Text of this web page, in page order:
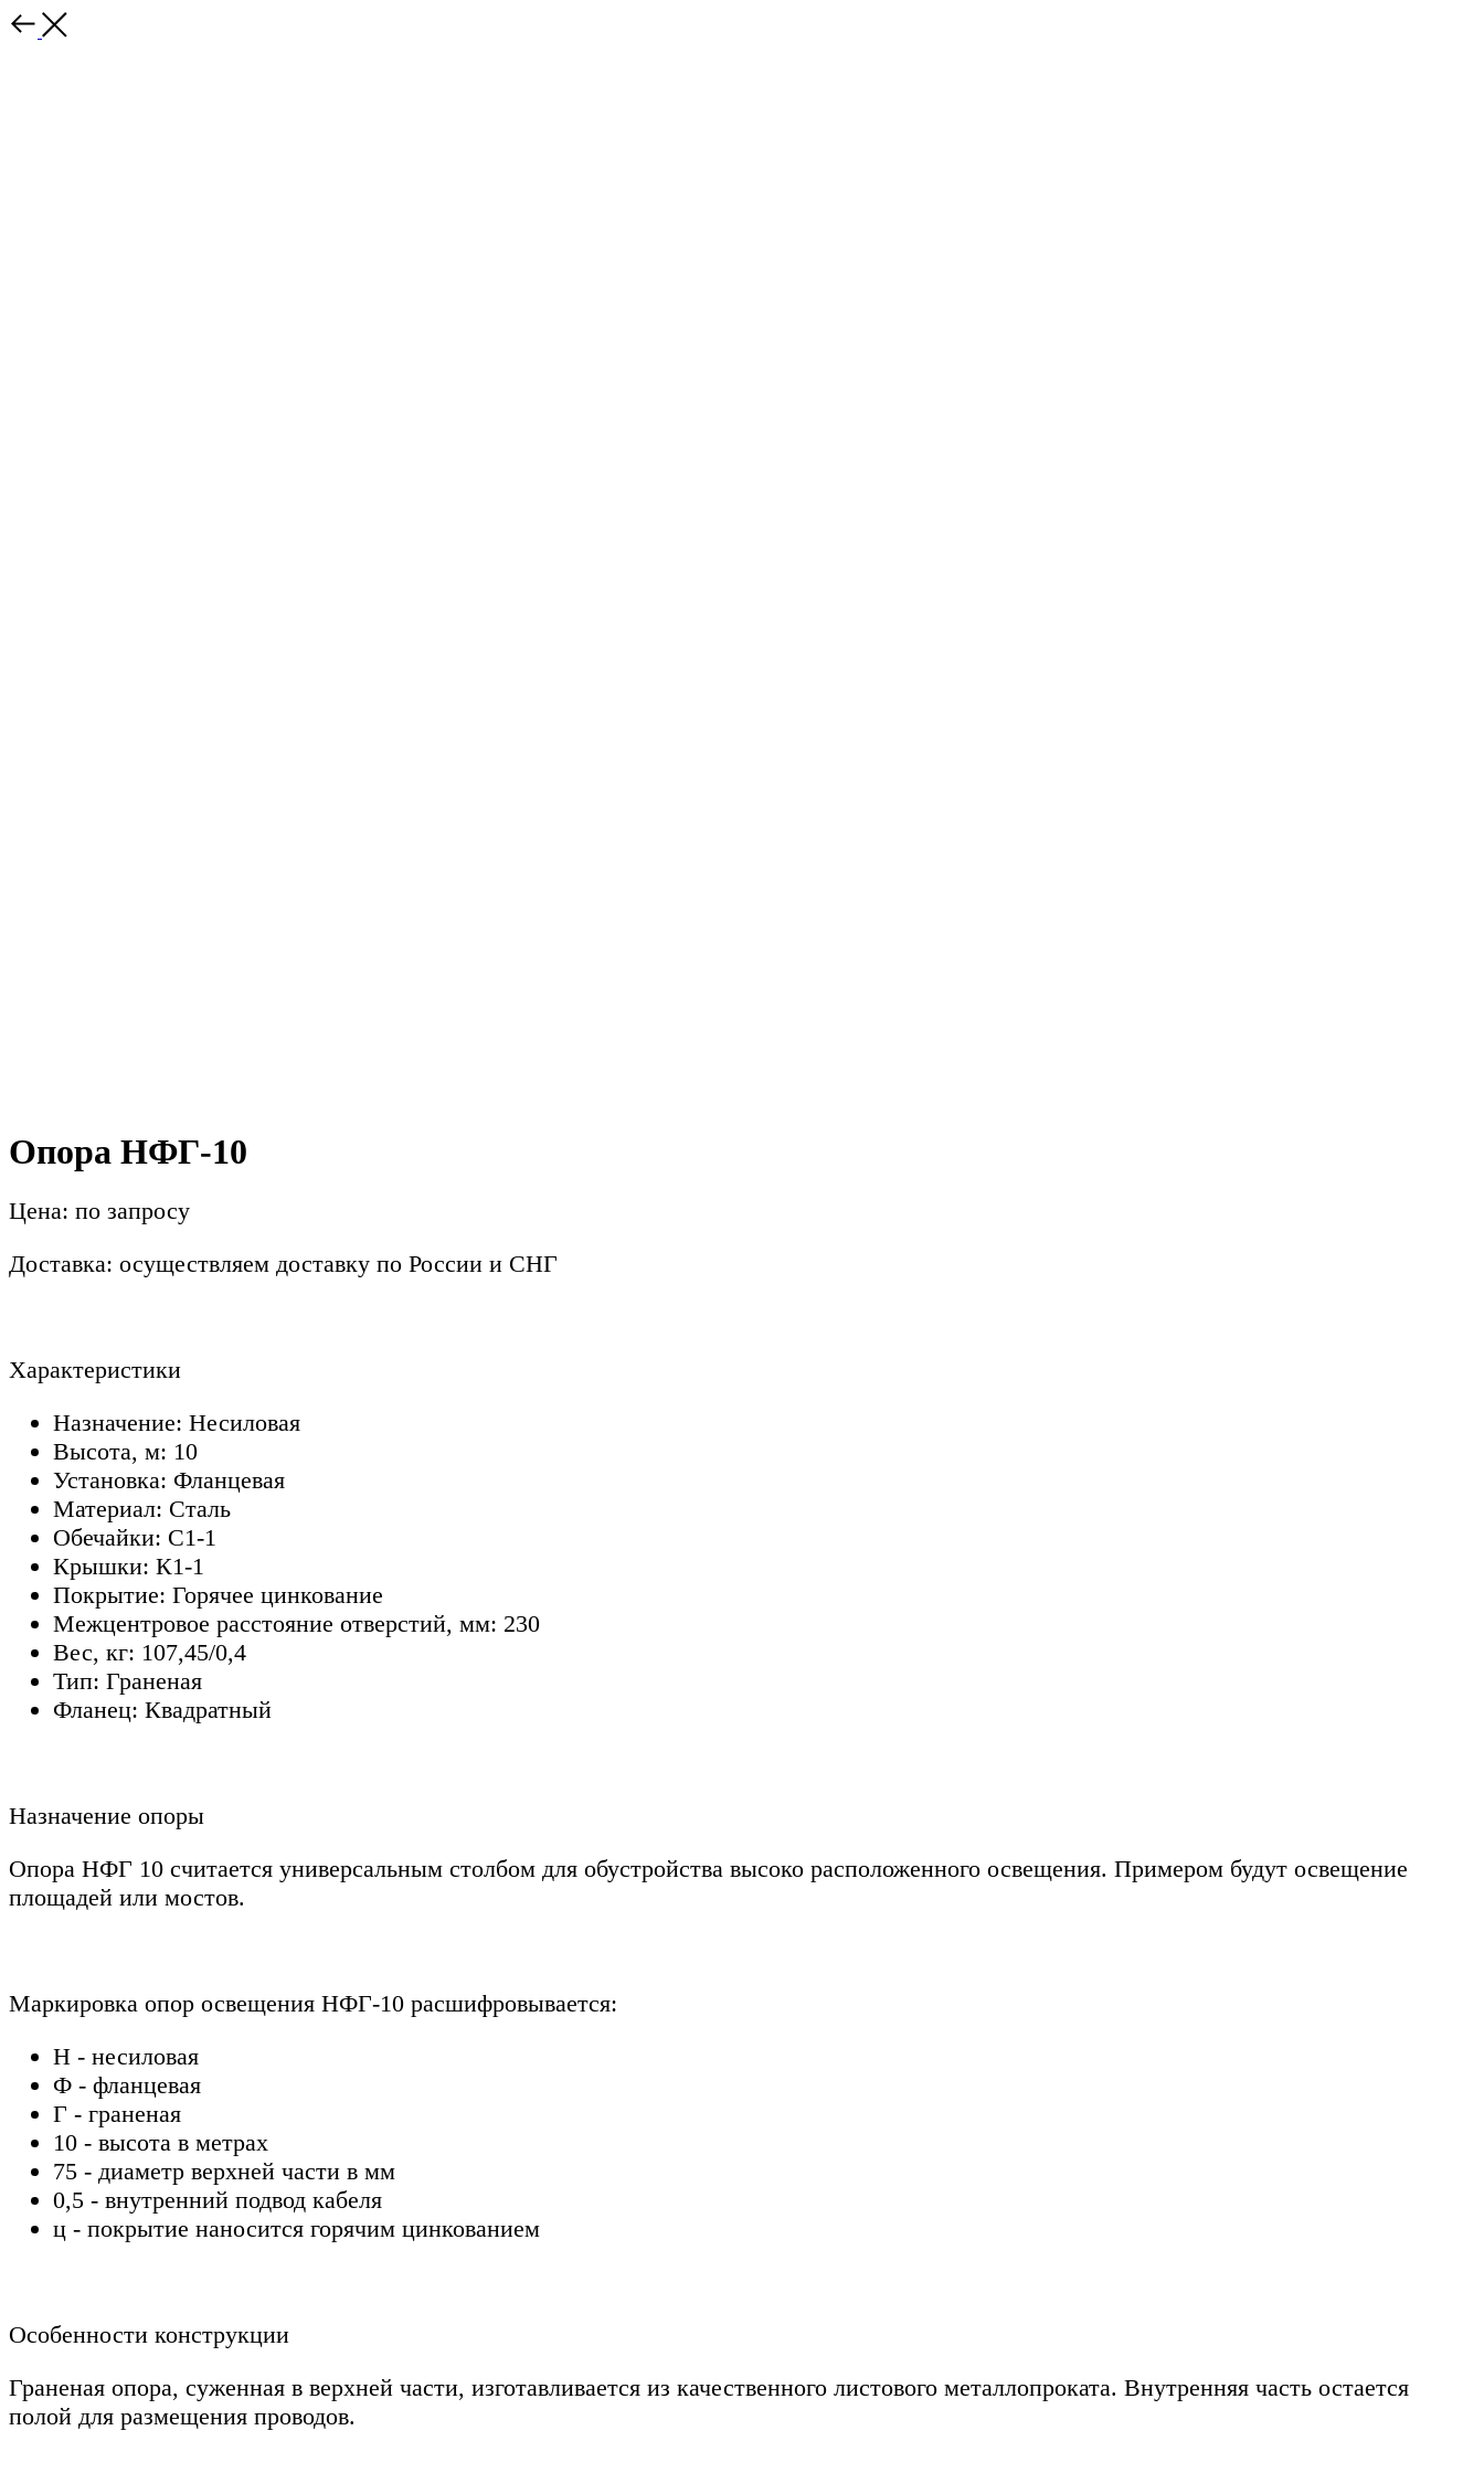
Опора НФГ-10
Цена: по запросу
Доставка: осуществляем доставку по России и СНГ
Характеристики
Назначение: Несиловая
Высота, м: 10
Установка: Фланцевая
Материал: Сталь
Обечайки: С1-1
Крышки: К1-1
Покрытие: Горячее цинкование
Межцентровое расстояние отверстий, мм: 230
Вес, кг: 107,45/0,4
Тип: Граненая
Фланец: Квадратный
Назначение опоры
Опора НФГ 10 считается универсальным столбом для обустройства высоко расположенного освещения. Примером будут освещение
площадей или мостов.
Маркировка опор освещения НФГ-10 расшифровывается:
Н - несиловая
Ф - фланцевая
Г - граненая
10 - высота в метрах
75 - диаметр верхней части в мм
0,5 - внутренний подвод кабеля
ц - покрытие наносится горячим цинкованием
Особенности конструкции
Граненая опора, суженная в верхней части, изготавливается из качественного листового металлопроката. Внутренняя часть остается
полой для размещения проводов.